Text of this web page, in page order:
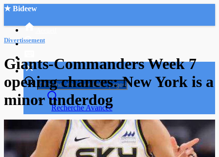
★ Bideew
Recherche Avancée
Mon compte
Connexion
Créer un compte
Mode nuit
Divertissement
Giants-Commanders Week 7
opening chances: New York is a
minor underdog